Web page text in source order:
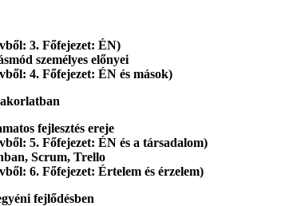
3. Főfejezet: ÉN)
személyes előnyei
Főfejezet: ÉN és mások)
fejlesztés ereje
Főfejezet: ÉN és a társadalom)
Scrum, Trello
Főfejezet: Értelem és érzelem)
fejlődésben